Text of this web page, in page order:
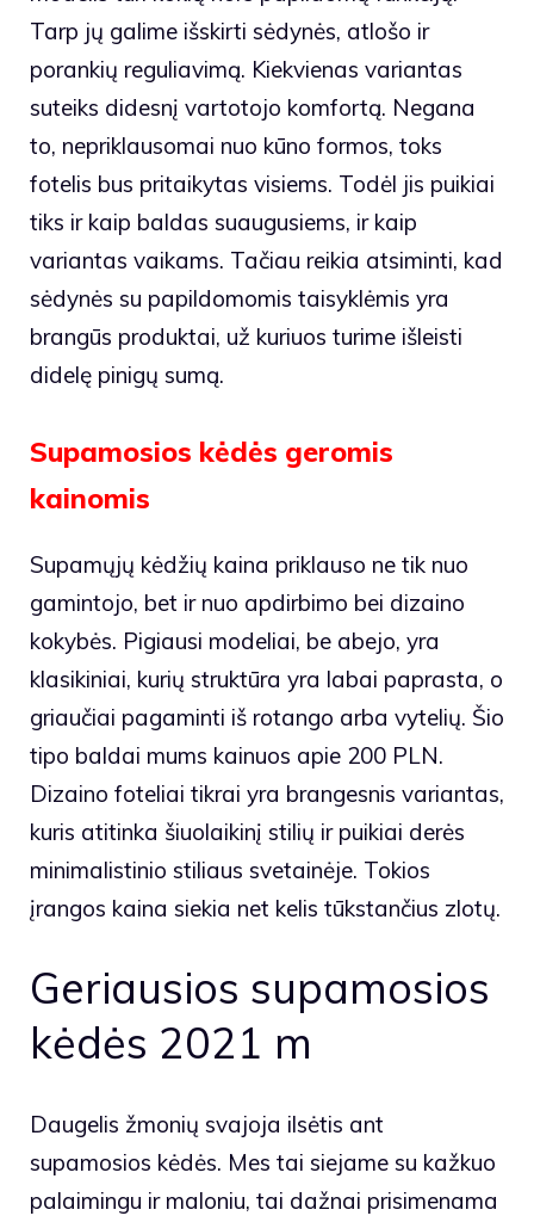
Tarp jų galime išskirti sėdynės, atlošo ir
porankių reguliavimą. Kiekvienas variantas
suteiks didesnį vartotojo komfortą. Negana
to, nepriklausomai nuo kūno formos, toks
fotelis bus pritaikytas visiems. Todėl jis puikiai
tiks ir kaip baldas suaugusiems, ir kaip
variantas vaikams. Tačiau reikia atsiminti, kad
sėdynės su papildomomis taisyklėmis yra
brangūs produktai, už kuriuos turime išleisti
didelę pinigų sumą.
Supamosios kėdės geromis
kainomis
Supamųjų kėdžių kaina priklauso ne tik nuo
gamintojo, bet ir nuo apdirbimo bei dizaino
kokybės. Pigiausi modeliai, be abejo, yra
klasikiniai, kurių struktūra yra labai paprasta, o
griaučiai pagaminti iš rotango arba vytelių. Šio
tipo baldai mums kainuos apie 200 PLN.
Dizaino foteliai tikrai yra brangesnis variantas,
kuris atitinka šiuolaikinį stilių ir puikiai derės
minimalistinio stiliaus svetainėje. Tokios
įrangos kaina siekia net kelis tūkstančius zlotų.
Geriausios supamosios
kėdės 2021 m
Daugelis žmonių svajoja ilsėtis ant
supamosios kėdės. Mes tai siejame su kažkuo
palaimingu ir maloniu, tai dažnai prisimenama